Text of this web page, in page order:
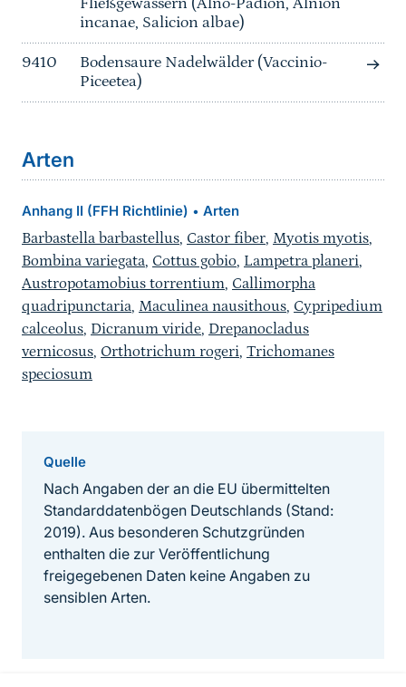
Fließgewässern (Alno-Padion, Alnion
incanae, Salicion albae)
9410
Bodensaure Nadelwälder (Vaccinio-
Piceetea)
Arten
Anhang II (FFH Richtlinie) • Arten
Barbastella barbastellus, Castor fiber, Myotis myotis,
Bombina variegata, Cottus gobio, Lampetra planeri,
Austropotamobius torrentium, Callimorpha
quadripunctaria, Maculinea nausithous, Cypripedium
calceolus, Dicranum viride, Drepanocladus
vernicosus, Orthotrichum rogeri, Trichomanes
speciosum
Quelle
Nach Angaben der an die EU übermittelten
Standarddatenbögen Deutschlands (Stand:
2019). Aus besonderen Schutzgründen
enthalten die zur Veröffentlichung
freigegebenen Daten keine Angaben zu
sensiblen Arten.